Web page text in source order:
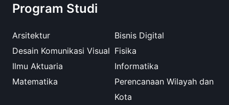
Program Studi
Arsitektur
Bisnis Digital
Desain Komunikasi Visual Fisika
Ilmu Aktuaria
Informatika
Matematika
Perencanaan Wilayah dan
Kota